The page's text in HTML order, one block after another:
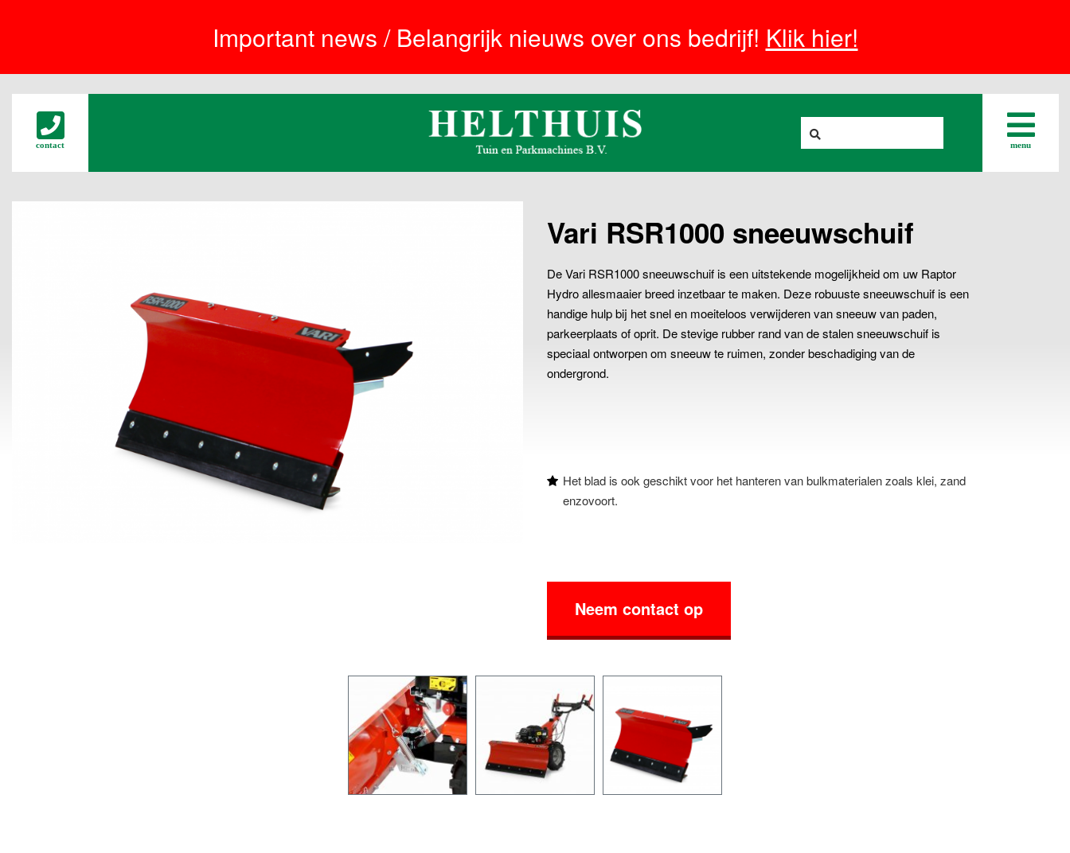
Important news / Belangrijk nieuws over ons bedrijf! Klik hier!
contact menu
Vari RSR1000 sneeuwschuif
De Vari RSR1000 sneeuwschuif is een uitstekende mogelijkheid om uw Raptor
Hydro allesmaaier breed inzetbaar te maken. Deze robuuste sneeuwschuif is een
handige hulp bij het snel en moeiteloos verwijderen van sneeuw van paden,
parkeerplaats of oprit. De stevige rubber rand van de stalen sneeuwschuif is
speciaal ontworpen om sneeuw te ruimen, zonder beschadiging van de
ondergrond.
Het blad is ook geschikt voor het hanteren van bulkmaterialen zoals klei, zand
enzovoort.
Neem contact op